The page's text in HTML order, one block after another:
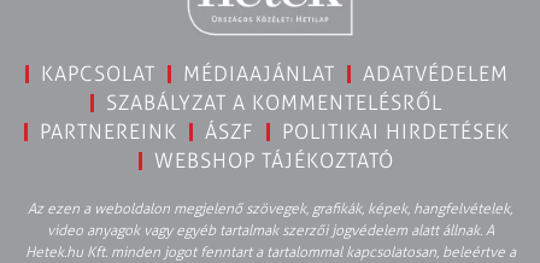
KAPCSOLAT MÉDIAAJÁNLAT
ADATVÉDELEM
SZABÁLYZAT A KOMMENTELÉSRŐL
PARTNEREINK
ÁSZF
POLITIKAI HIRDETÉSEK
WEBSHOP TÁJÉKOZTATÓ
Az ezen a weboldalon megjelenő szövegek, grafikák, képek, hangfelvételek,
video anyagok vagy egyéb tartalmak szerzői jogvédelem alatt állnak. A
Hetek.hu Kft. minden jogot fenntart a tartalommal kapcsolatosan, beleértve a